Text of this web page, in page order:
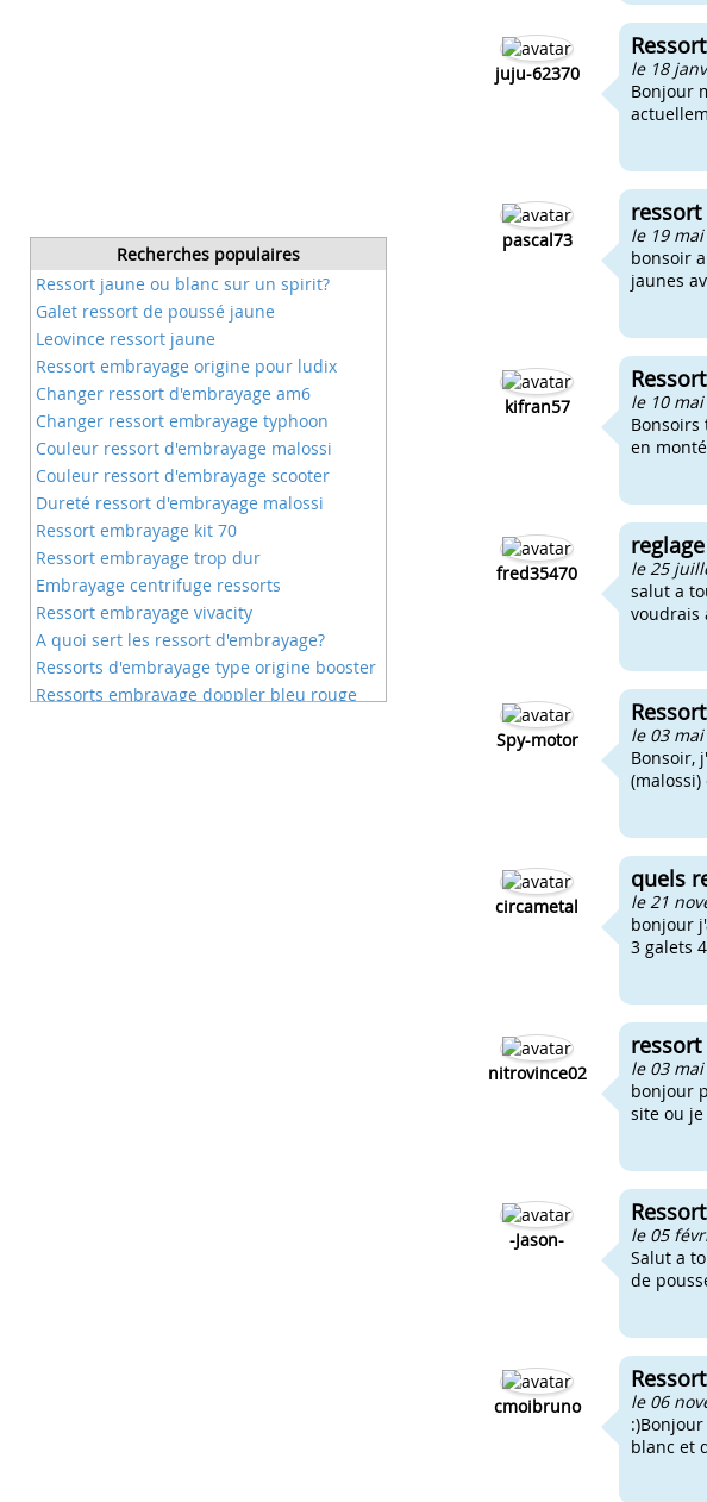
Recherches populaires
Ressort jaune ou blanc sur un spirit?
Galet ressort de poussé jaune
Leovince ressort jaune
Ressort embrayage origine pour ludix
Changer ressort d'embrayage am6
Changer ressort embrayage typhoon
Couleur ressort d'embrayage malossi
Couleur ressort d'embrayage scooter
Dureté ressort d'embrayage malossi
Ressort embrayage kit 70
Ressort embrayage trop dur
Embrayage centrifuge ressorts
Ressort embrayage vivacity
A quoi sert les ressort d'embrayage?
Ressorts d'embrayage type origine booster
Ressorts embrayage doppler bleu rouge
juju-62370
le 18
Bonjour
pascal73
ressort
le 19
bonsoir
jaunes
kifran57
le 10
Bonsoirs
en
fred35470
le 25
salut a
voudrais
Spy-motor
le 03
Bonsoir,
circametal
quels
le 21
bonjour
3 galets
nitrovince02
le 03
bonjour
site ou
-Jason-
le 05
Salut a
de
cmoibruno
le 06
blanc et